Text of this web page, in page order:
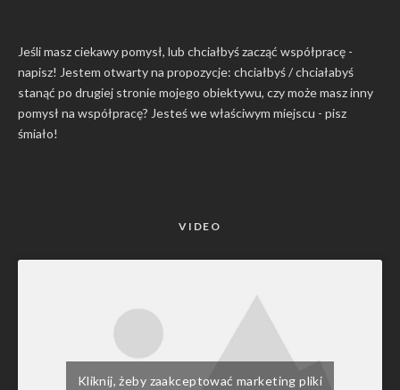
Jeśli masz ciekawy pomysł, lub chciałbyś zacząć współpracę -
napisz! Jestem otwarty na propozycje: chciałbyś / chciałabyś
stanąć po drugiej stronie mojego obiektywu, czy może masz inny
pomysł na współpracę? Jesteś we właściwym miejscu - pisz
śmiało!
VIDEO
Kliknij, żeby zaakceptować marketing pliki